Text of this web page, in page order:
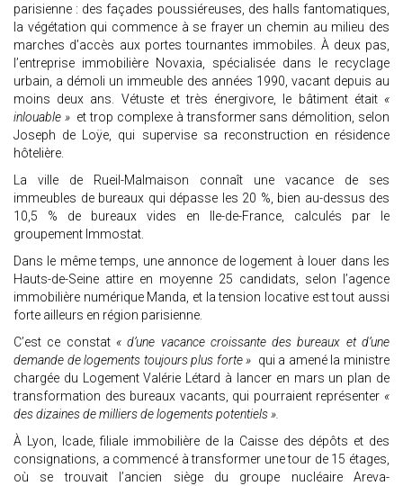
parisienne : des façades poussiéreuses, des halls fantomatiques,
la végétation qui commence à se frayer un chemin au milieu des
marches d’accès aux portes tournantes immobiles. À deux pas,
l’entreprise immobilière Novaxia, spécialisée dans le recyclage
urbain, a démoli un immeuble des années 1990, vacant depuis au
moins deux ans. Vétuste et très énergivore, le bâtiment était «
inlouable » et trop complexe à transformer sans démolition, selon
Joseph de Loÿe, qui supervise sa reconstruction en résidence
hôtelière.
La ville de Rueil-Malmaison connaît une vacance de ses
immeubles de bureaux qui dépasse les 20 %, bien au-dessus des
10,5 % de bureaux vides en Ile-de-France, calculés par le
groupement Immostat.
Dans le même temps, une annonce de logement à louer dans les
Hauts-de-Seine attire en moyenne 25 candidats, selon l’agence
immobilière numérique Manda, et la tension locative est tout aussi
forte ailleurs en région parisienne.
C’est ce constat « d’une vacance croissante des bureaux et d’une
demande de logements toujours plus forte » qui a amené la ministre
chargée du Logement Valérie Létard à lancer en mars un plan de
transformation des bureaux vacants, qui pourraient représenter «
des dizaines de milliers de logements potentiels ».
À Lyon, Icade, filiale immobilière de la Caisse des dépôts et des
consignations, a commencé à transformer une tour de 15 étages,
où se trouvait l’ancien siège du groupe nucléaire Areva-